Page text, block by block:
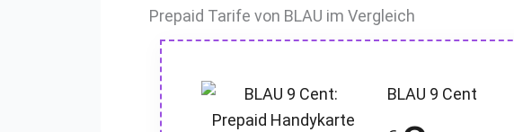
Prepaid Tarife von BLAU im Vergleich
BLAU 9 Cent